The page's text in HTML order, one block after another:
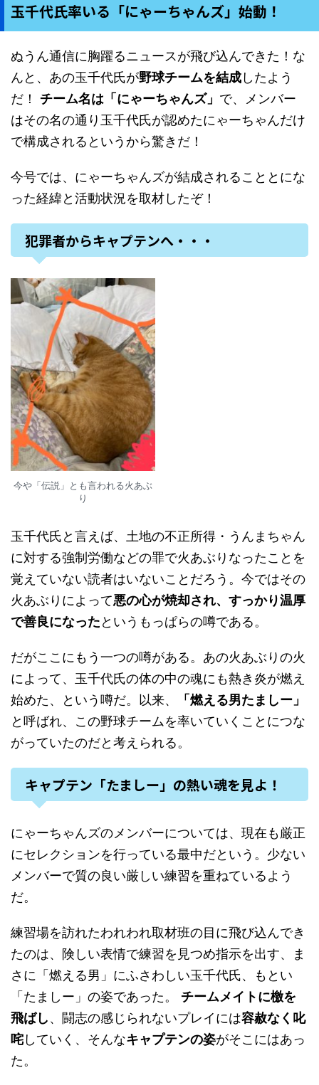
玉千代氏率いる「にゃーちゃんズ」始動！
ぬうん通信に胸躍るニュースが飛び込んできた！な
んと、あの玉千代氏が野球チームを結成したよう
だ！ チーム名は「にゃーちゃんズ」 で、メンバー
はその名の通り玉千代氏が認めたにゃーちゃんだけ
で構成されるというから驚きだ！
今号では、にゃーちゃんズが結成されることとにな
った経緯と活動状況を取材したぞ！
犯罪者からキャプテンへ・・・
今や「伝説」とも言われる火あぶ
り
玉千代氏と言えば、土地の不正所得・うんまちゃん
に対する強制労働などの罪で火あぶりなったことを
覚えていない読者はいないことだろう。今ではその
火あぶりによって悪の心が焼却され、すっかり温厚
で善良になったというもっぱらの噂である。
だがここにもう一つの噂がある。あの火あぶりの火
によって、玉千代氏の体の中の魂にも熱き炎が燃え
始めた、という噂だ。以来、
「燃える男たましー」
と呼ばれ、この野球チームを率いていくことにつな
がっていたのだと考えられる。
キャプテン「たましー」の熱い魂を見よ！
にゃーちゃんズのメンバーについては、現在も厳正
にセレクションを行っている最中だという。少ない
メンバーで質の良い厳しい練習を重ねているよう
だ。
練習場を訪れたわれわれ取材班の目に飛び込んでき
たのは、険しい表情で練習を見つめ指示を出す、ま
さに「燃える男」にふさわしい玉千代氏、もとい
「たましー」の姿であった。 チームメイトに檄を
飛ばし、闘志の感じられないプレイには容赦なく叱
咤していく、そんなキャプテンの姿がそこにはあっ
た。